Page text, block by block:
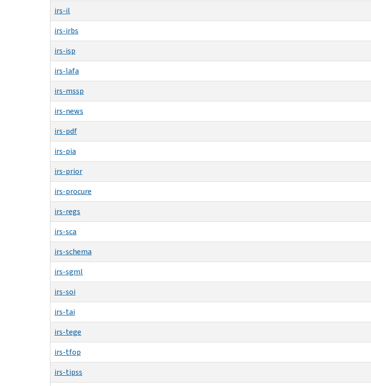
irs-il
irs-irbs
irs-isp
irs-lafa
irs-mssp
irs-news
irs-pdf
irs-pia
irs-prior
irs-procure
irs-regs
irs-sca
irs-schema
irs-sgml
irs-soi
irs-tai
irs-tege
irs-tfop
irs-tipss